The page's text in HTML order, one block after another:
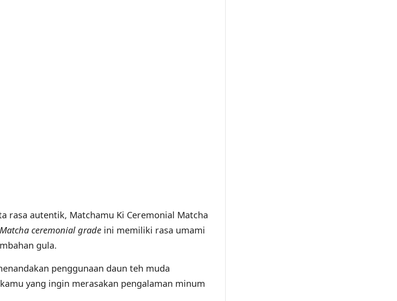
rasa autentik, Matchamu Ki Ceremonial Matcha
Matcha ceremonial grade ini memiliki rasa umami
gula.
penggunaan daun teh muda
yang ingin merasakan pengalaman minum